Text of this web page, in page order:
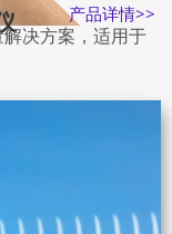
产品详情>>
决方案，适用于